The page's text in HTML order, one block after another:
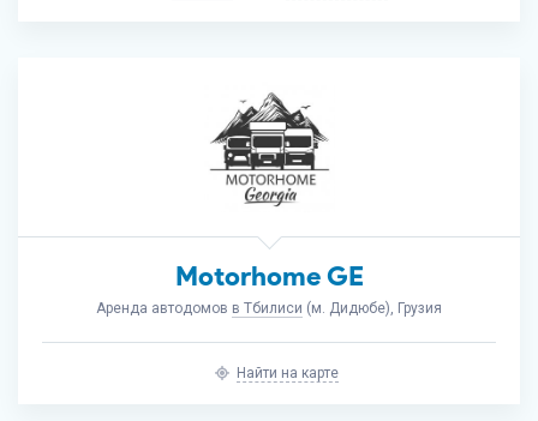
Motorhome GE
Аренда автодомов в Тбилиси (м. Дидюбе), Грузия
Найти на карте